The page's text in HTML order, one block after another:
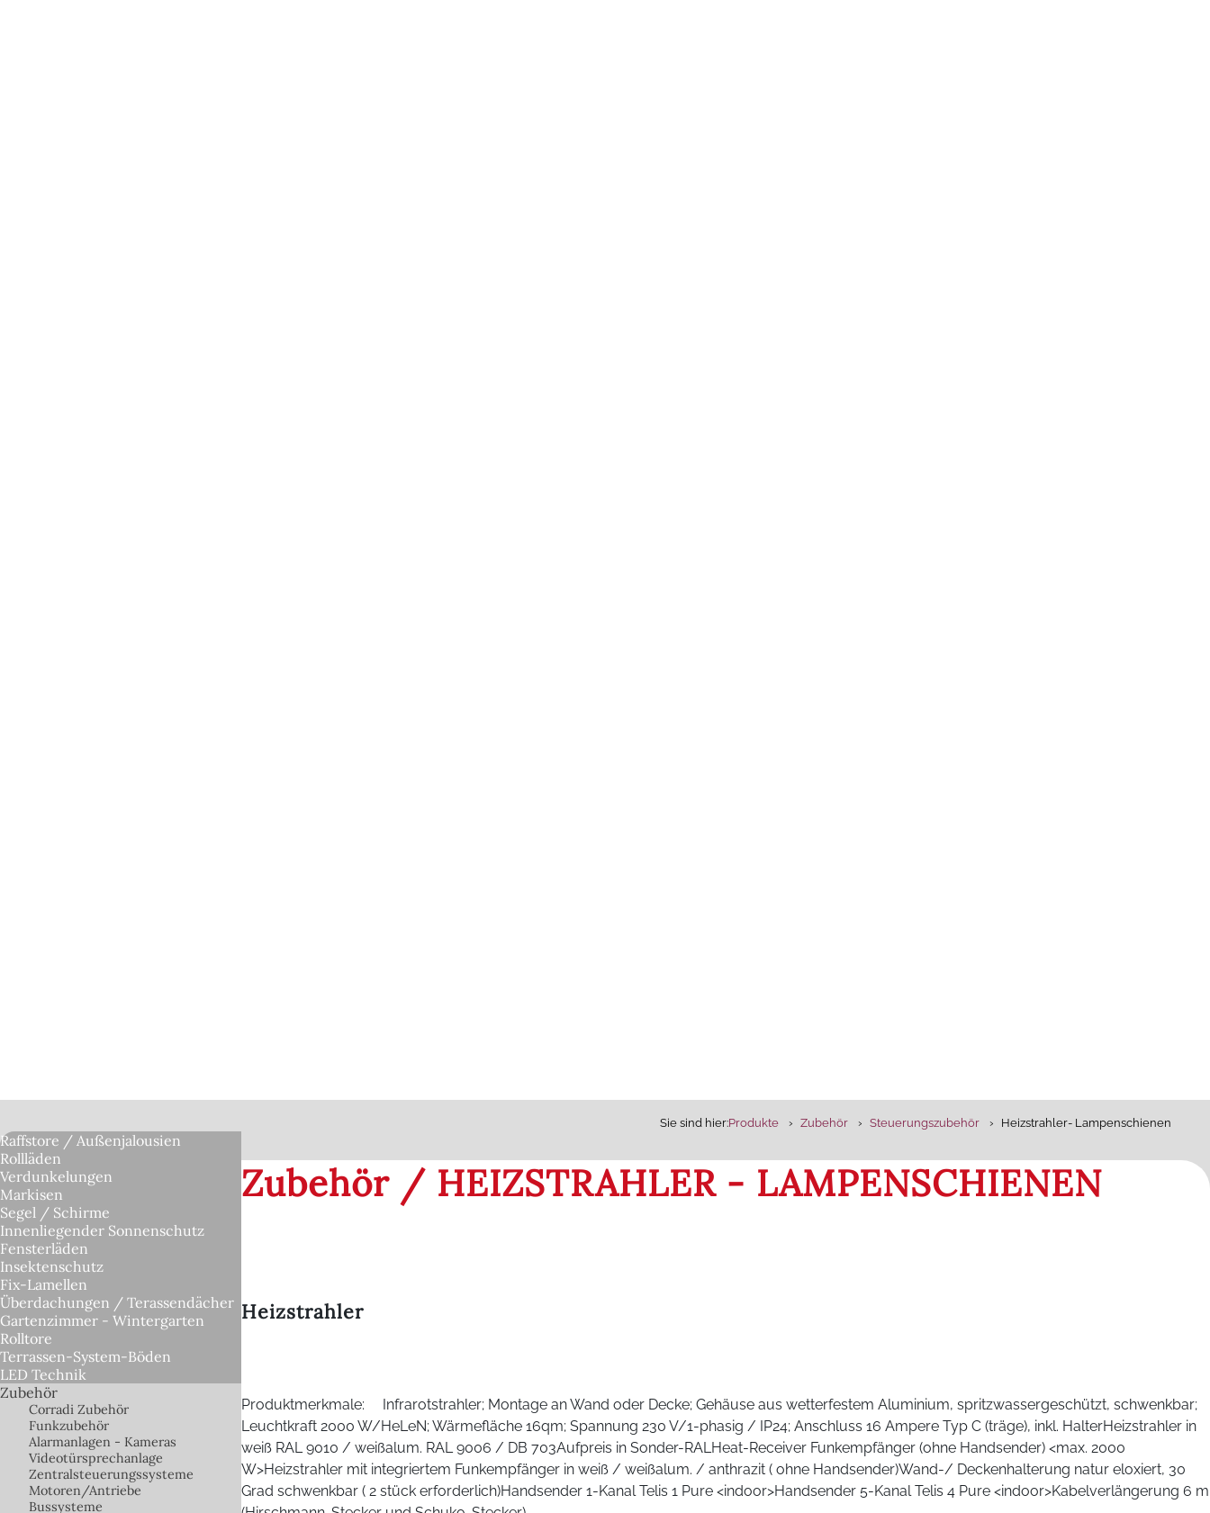
Sie sind hier:Produkte Zubehör Steuerungszubehör Heizstrahler- Lampenschienen
Raffstore / Außenjalousien
Rollläden
Verdunkelungen
Markisen
Segel / Schirme
Innenliegender Sonnenschutz
Fensterläden
Insektenschutz
Fix-Lamellen
Überdachungen / Terassendächer
Gartenzimmer - Wintergarten
Rolltore
Terrassen-System-Böden
LED Technik
Zubehör
Corradi Zubehör
Funkzubehör
Alarmanlagen - Kameras
Videotürsprechanlage
Zentralsteuerungssysteme
Motoren/Antriebe
Bussysteme
Zubehör / HEIZSTRAHLER - LAMPENSCHIENEN
Heizstrahler
Produktmerkmale: Infrarotstrahler; Montage an Wand oder Decke; Gehäuse aus wetterfestem Aluminium, spritzwassergeschützt, schwenkbar;
Leuchtkraft 2000 W/HeLeN; Wärmefläche 16qm; Spannung 230 V/1-phasig / IP24; Anschluss 16 Ampere Typ C (träge), inkl. HalterHeizstrahler in
weiß RAL 9010 / weißalum. RAL 9006 / DB 703Aufpreis in Sonder-RALHeat-Receiver Funkempfänger (ohne Handsender) <max. 2000
W>Heizstrahler mit integriertem Funkempfänger in weiß / weißalum. / anthrazit ( ohne Handsender)Wand-/ Deckenhalterung natur eloxiert, 30
Grad schwenkbar ( 2 stück erforderlich)Handsender 1-Kanal Telis 1 Pure <indoor>Handsender 5-Kanal Telis 4 Pure <indoor>Kabelverlängerung 6 m